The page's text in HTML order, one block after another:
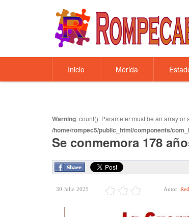
Inicio Mérida
Warning: count(): Parameter must be an array
/home/rompec5/public_html/components/
Se conmemora 178
30 Julio 2025 Autor